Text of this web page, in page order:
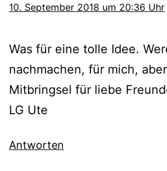
10. September 2018 um 20:36 Uhr
Was für eine tolle Idee.
nachmachen, für mich,
Mitbringsel für liebe
LG Ute
Antworten